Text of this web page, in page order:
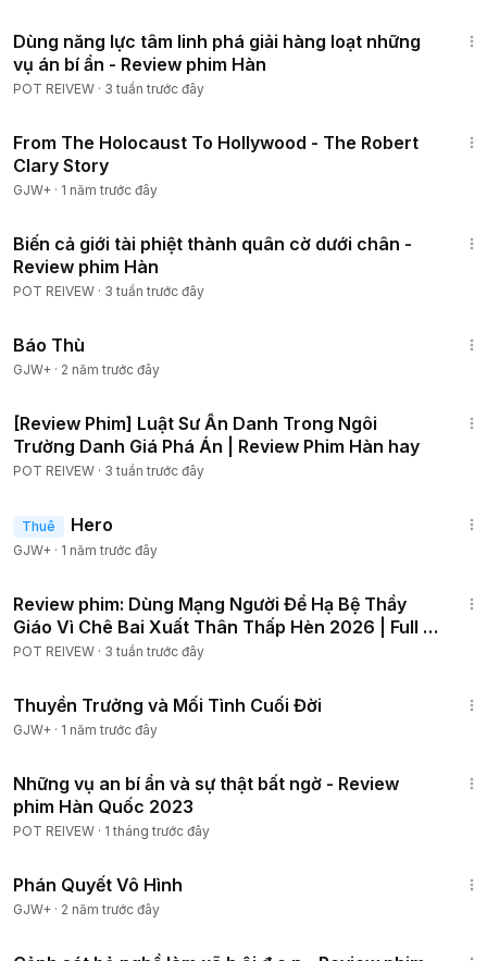
Dùng năng lực tâm linh phá giải hàng loạt những
vụ án bí ẩn - Review phim Hàn
POT REIVEW · 3 tuần trước đây
From The Holocaust To Hollywood - The Robert
Clary Story
GJW+ · 1 năm trước đây
Biến cả giới tài phiệt thành quân cờ dưới chân -
Review phim Hàn
POT REIVEW · 3 tuần trước đây
Báo Thù
GJW+ · 2 năm trước đây
[Review Phim] Luật Sư Ẩn Danh Trong Ngôi
Trường Danh Giá Phá Án | Review Phim Hàn hay
POT REIVEW · 3 tuần trước đây
Thuê Hero
GJW+ · 1 năm trước đây
Review phim: Dùng Mạng Người Để Hạ Bệ Thầy
Giáo Vì Chê Bai Xuất Thân Thấp Hèn 2026 | Full 6
Tập
POT REIVEW · 3 tuần trước đây
Thuyền Trưởng và Mối Tình Cuối Đời
GJW+ · 1 năm trước đây
Những vụ an bí ẩn và sự thật bất ngờ - Review
phim Hàn Quốc 2023
POT REIVEW · 1 tháng trước đây
Phán Quyết Vô Hình
GJW+ · 2 năm trước đây